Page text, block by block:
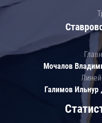
Мочалов
Галимов Ильнур